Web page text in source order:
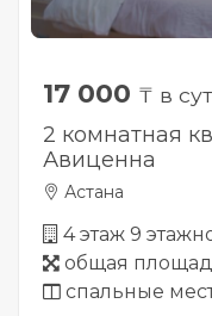
17 000 ₸ в
2 комнатная
Авиценна
Астана
4 этаж 9
общая
спальные